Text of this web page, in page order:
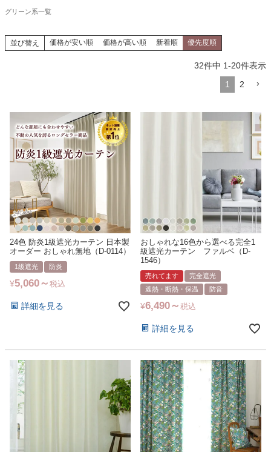
グリーン系一覧
並び替え 価格が安い順 価格が高い順 新着順 優先度順
32件中 1-20件表示
1
2
24色 防炎1級遮光カーテン 日本製
オーダー おしゃれ無地（D-0114）
1級遮光 防炎
¥5,060 税込
詳細を見る
おしゃれな16色から選べる完全1
級遮光カーテン ファルベ（D-
1546）
売れてます
完全遮光
遮熱・断熱・保温
防音
¥6,490 税込
詳細を見る